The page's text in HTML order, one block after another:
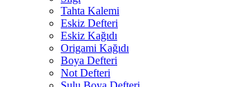
Tahta Kalemi
Eskiz Defteri
Eskiz Kağıdı
Origami Kağıdı
Boya Defteri
Not Defteri